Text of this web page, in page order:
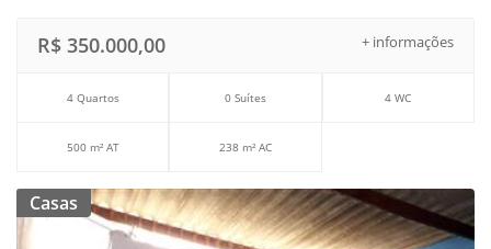
+ informações
R$ 350.000,00
4 Quartos 0 Suítes 4 WC
500 m² AT 238 m² AC
Casas